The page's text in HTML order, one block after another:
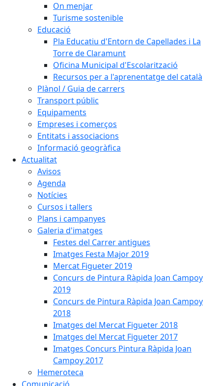
On menjar
Turisme sostenible
Educació
Pla Educatiu d'Entorn de Capellades i La
Torre de Claramunt
Oficina Municipal d'Escolarització
Recursos per a l'aprenentatge del català
Plànol / Guia de carrers
Transport públic
Equipaments
Empreses i comerços
Entitats i associacions
Informació geogràfica
Actualitat
Avisos
Agenda
Notícies
Cursos i tallers
Plans i campanyes
Galeria d'imatges
Festes del Carrer antigues
Imatges Festa Major 2019
Mercat Figueter 2019
Concurs de Pintura Ràpida Joan Campoy
2019
Concurs de Pintura Ràpida Joan Campoy
2018
Imatges del Mercat Figueter 2018
Imatges del Mercat Figueter 2017
Imatges Concurs Pintura Ràpida Joan
Campoy 2017
Hemeroteca